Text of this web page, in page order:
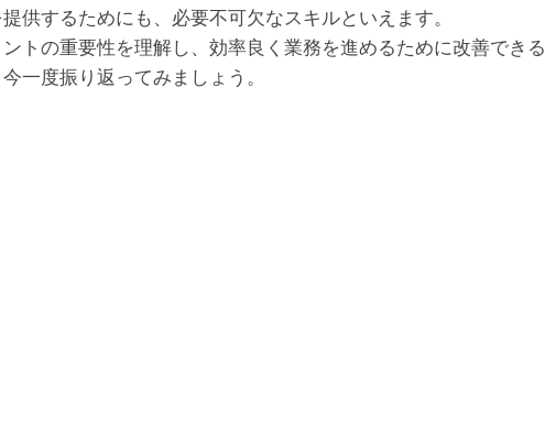
供するためにも、必要不可欠なスキルといえます。
トの重要性を理解し、効率良く業務を進めるために改善できる
一度振り返ってみましょう。